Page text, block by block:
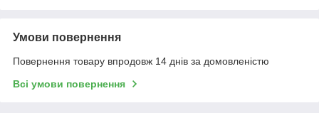
Умови повернення
Повернення товару впродовж 14 днів за домовленістю
Всі умови повернення